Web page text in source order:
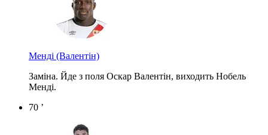
Менді (Валентін)
Заміна. Йде з поля Оскар Валентін, виходить Нобель
Менді.
70 ’